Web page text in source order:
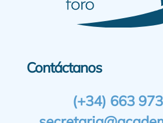
Contáctanos
(+34) 663